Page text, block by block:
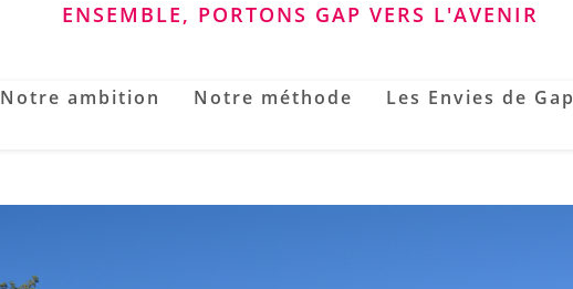
ENSEMBLE, PORTONS GAP VERS L'AVENIR
Notre ambition Notre méthode Les Envies de Gap